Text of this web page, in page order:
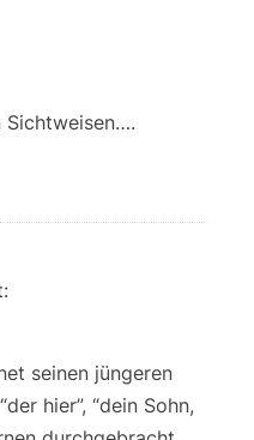
seinen jüngeren
hier”, “dein Sohn,